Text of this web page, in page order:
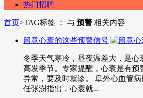
热门招聘
首页>TAG标签 ： 与 预警 相关内容
留意心衰的这些预警信号
冬季天气寒冷，昼夜温差大，是心
高发季节。专家提醒，心衰是有预
异常，要及时就诊。 阜外心血管
任张澍指出，心衰就...